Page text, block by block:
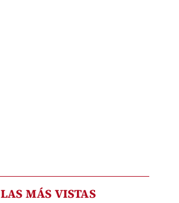
LAS MÁS VISTAS